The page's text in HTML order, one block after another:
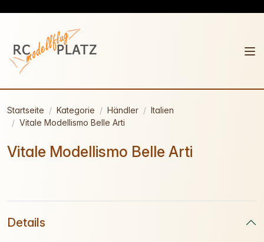
Startseite Kategorie Händler
Italien
Vitale Modellismo Belle Arti
Vitale Modellismo Belle Arti
Details